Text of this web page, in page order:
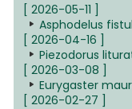
[ 2026-05-11 ]
Asphodelus
[ 2026-04-16 ]
Piezodorus
[ 2026-03-08 ]
Eurygaster
[ 2026-02-27 ]